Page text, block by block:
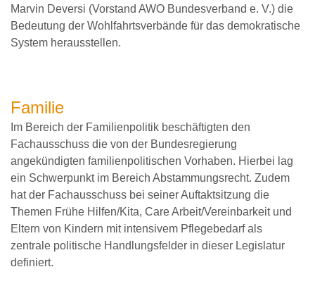
Marvin Deversi (Vorstand AWO Bundesverband e. V.) die
Bedeutung der Wohlfahrtsverbände für das demokratische
System herausstellen.
Familie
Im Bereich der Familienpolitik beschäftigten den
Fachausschuss die von der Bundesregierung
angekündigten familienpolitischen Vorhaben. Hierbei lag
ein Schwerpunkt im Bereich Abstammungsrecht. Zudem
hat der Fachausschuss bei seiner Auftaktsitzung die
Themen Frühe Hilfen/Kita, Care Arbeit/Vereinbarkeit und
Eltern von Kindern mit intensivem Pflegebedarf als
zentrale politische Handlungsfelder in dieser Legislatur
definiert.